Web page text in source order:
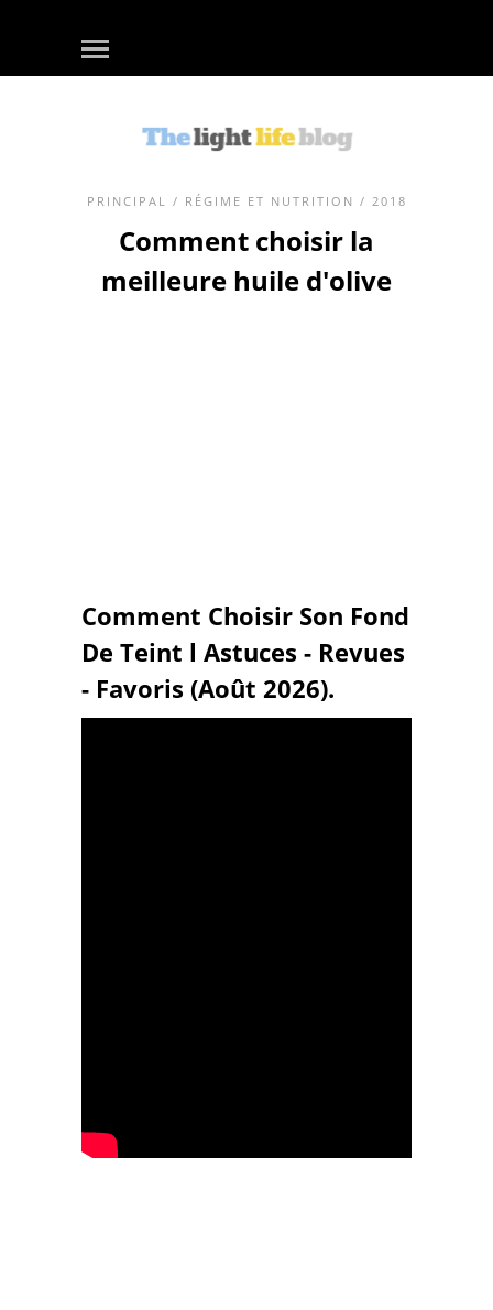
PRINCIPAL / RÉGIME ET NUTRITION / 2018
Comment choisir la
meilleure huile d'olive
Comment Choisir Son Fond
De Teint l Astuces - Revues
- Favoris (Août 2026).